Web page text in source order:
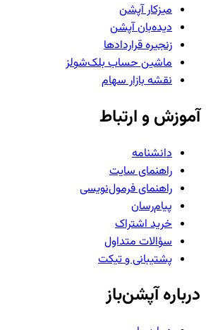
میزکار آپشن
دیده‌بان آپشن
زنجیره قراردادها
ماشین حساب بلک‌شولز
نقشه بازار سهام
آموزش و ارتباط
دانشنامه
راهنمای سایت
راهنمای فرمول‌نویسی
پیام‌رسان
خرید اشتراک
سؤالات متداول
پشتیبانی و تیکت
درباره آپشن‌باز